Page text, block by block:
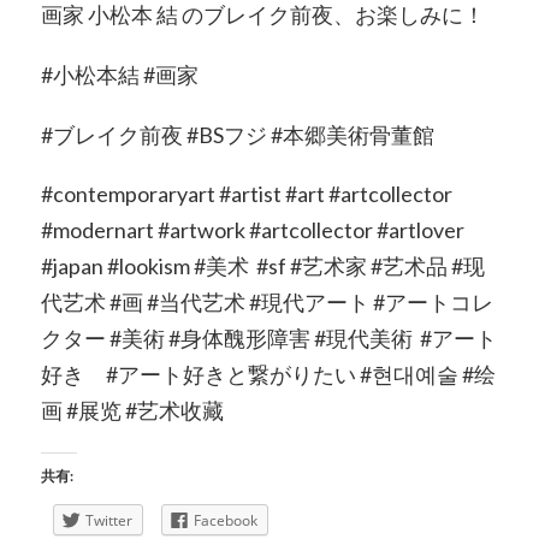
画家 小松本 結 のブレイク前夜、お楽しみに！
#小松本結 #画家
#ブレイク前夜 #BSフジ #本郷美術骨董館
#contemporaryart #artist #art #artcollector
#modernart #artwork #artcollector #artlover
#japan #lookism #美术 #sf #艺术家 #艺术品 #现
代艺术 #画 #当代艺术 #現代アート #アートコレ
クター #美術 #身体醜形障害 #現代美術 #アート
好き #アート好きと繋がりたい #현대예술 #绘
画 #展览 #艺术收藏
共有:
Twitter Facebook